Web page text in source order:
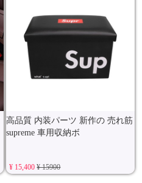
高品質 内装パーツ 新作の 売れ筋
supreme 車用収納ボ
¥ 15,400¥ 15900